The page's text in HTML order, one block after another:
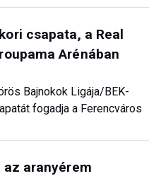
csapata, a Real
Arénában
Bajnokok Ligája/BEK-
fogadja a Ferencváros
aranyérem